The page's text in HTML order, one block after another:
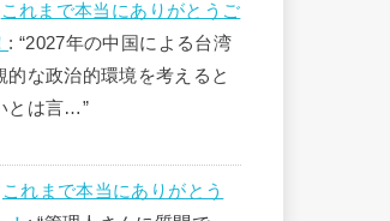
これまで本当にありがとうご
: “2027年の中国による台湾
的な政治的環境を考えると
とは言…”
これまで本当にありがとう